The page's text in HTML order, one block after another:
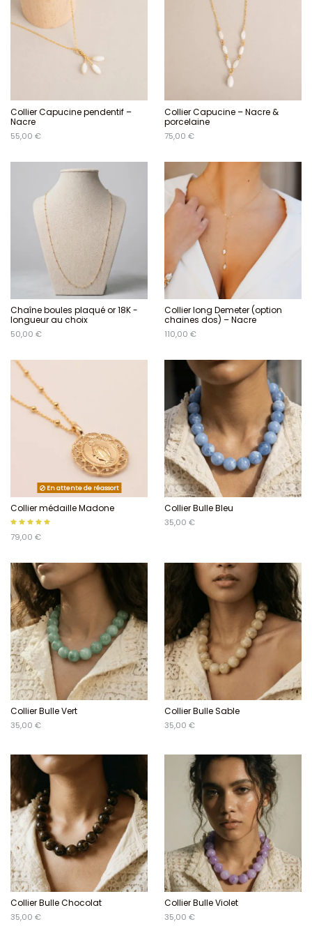
Collier Capucine pendentif –
Nacre
55,00 €
Collier Capucine – Nacre &
porcelaine
75,00 €
Chaîne boules plaqué or 18K -
longueur au choix
50,00 €
Collier long Demeter (option
chaines dos) – Nacre
110,00 €
En attente de réassort
Collier médaille Madone
79,00 €
Collier Bulle Bleu
35,00 €
Collier Bulle Vert
35,00 €
Collier Bulle Sable
35,00 €
Collier Bulle Chocolat
35,00 €
Collier Bulle Violet
35,00 €